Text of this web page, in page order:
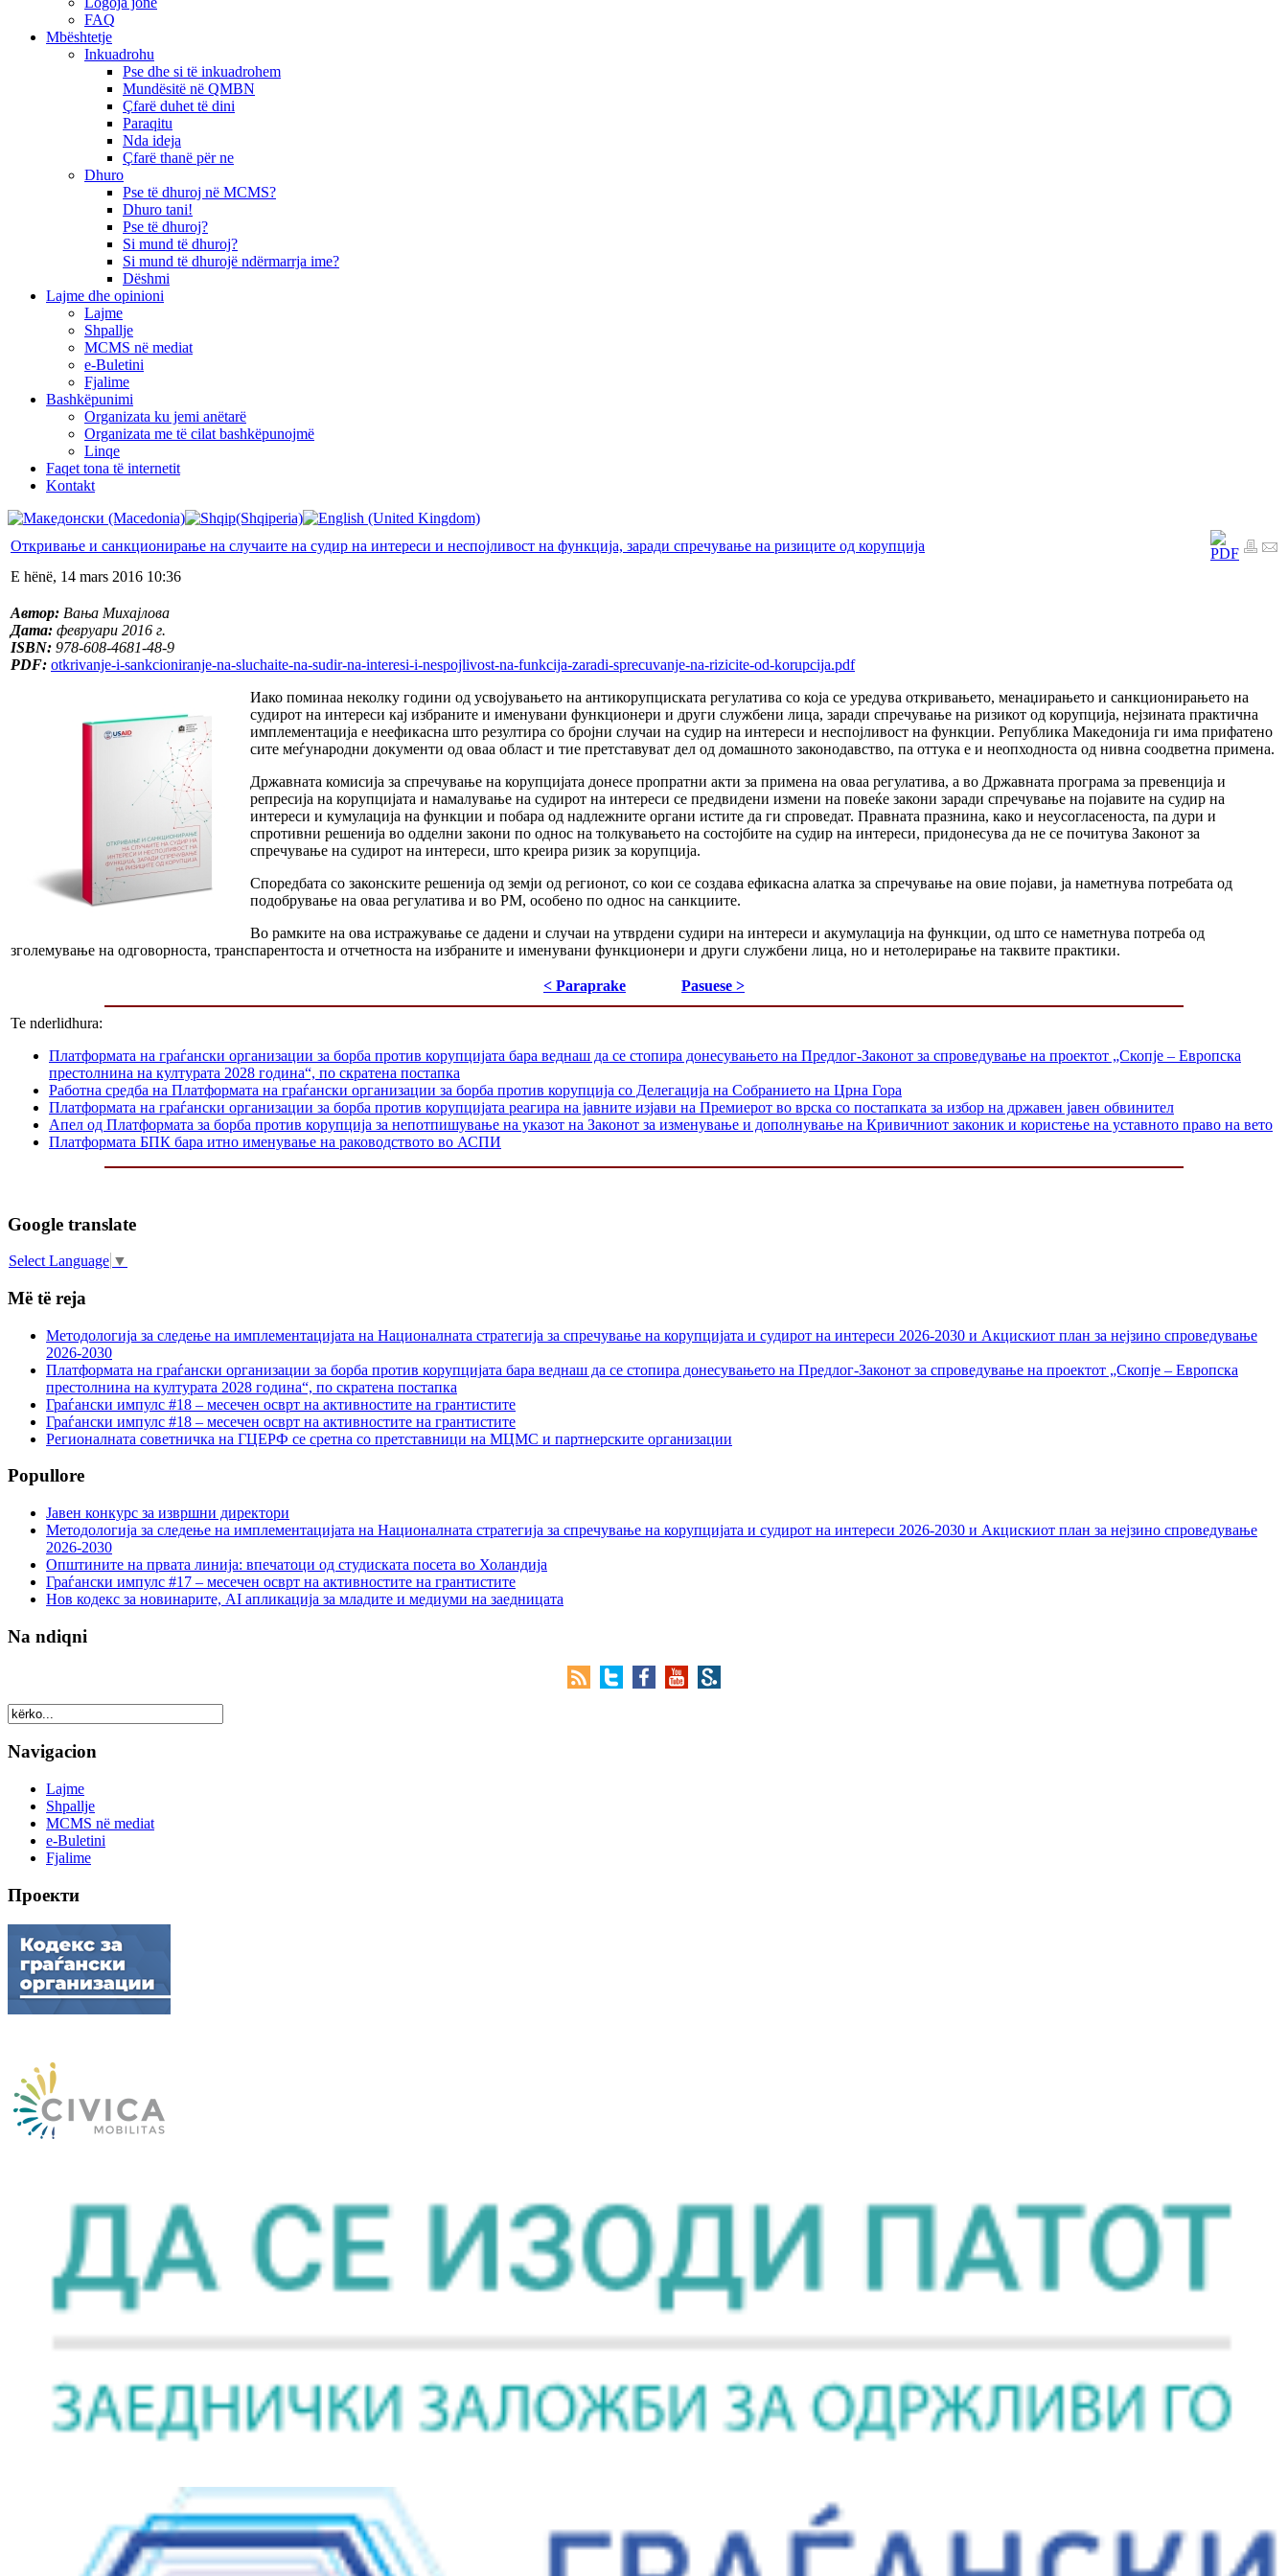
FAQ
Mbështetje
Inkuadrohu
Pse dhe si të inkuadrohem
Mundësitë në QMBN
Çfarë duhet të dini
Paraqitu
Nda ideja
Çfarë thanë për ne
Dhuro
Pse të dhuroj në MCMS?
Dhuro tani!
Pse të dhuroj?
Si mund të dhuroj?
Si mund të dhurojë ndërmarrja ime?
Dëshmi
Lajme dhe opinioni
Lajme
Shpallje
MCMS në mediat
e-Buletini
Fjalime
Bashkëpunimi
Organizata ku jemi anëtarë
Organizata me të cilat bashkëpunojmë
Linqe
Faqet tona të internetit
Kontakt
Откривање и санкционирање на случаите на судир на интереси и неспојливост на функција, заради спречување на ризиците од корупција
E hënë, 14 mars 2016 10:36
Автор: Вања Михајлова
Дата: февруари 2016 г.
ISBN: 978-608-4681-48-9
PDF: otkrivanje-i-sankcioniranje-na-sluchaite-na-sudir-na-interesi-i-nespojlivost-na-funkcija-zaradi-sprecuvanje-na-rizicite-od-korupcija.pdf
Иако поминаа неколку години од усвојувањето на антикорупциската регулатива со која се уредува откривањето, менаџирањето и санкционирањето на
судирот на интереси кај избраните и именувани функционери и други службени лица, заради спречување на ризикот од корупција, нејзината практична
имплементација е неефикасна што резултира со бројни случаи на судир на интереси и неспојливост на функции. Република Македонија ги има прифатено
сите меѓународни документи од оваа област и тие претставуват дел од домашното законодавство, па оттука е и неопходноста од нивна соодветна примена.
Државната комисија за спречување на корупцијата донесе пропратни акти за примена на оваа регулатива, а во Државната програма за превенција и
репресија на корупцијата и намалување на судирот на интереси се предвидени измени на повеќе закони заради спречување на појавите на судир на
интереси и кумулација на функции и побара од надлежните органи истите да ги спроведат. Правната празнина, како и неусогласеноста, па дури и
спротивни решенија во одделни закони по однос на толкувањето на состојбите на судир на интереси, придонесува да не се почитува Законот за
спречување на судирот на интереси, што креира ризик за корупција.
Споредбата со законските решенија од земји од регионот, со кои се создава ефикасна алатка за спречување на овие појави, ја наметнува потребата од
подобрување на оваа регулатива и во РМ, особено по однос на санкциите.
Во рамките на ова истражување се дадени и случаи на утврдени судири на интереси и акумулација на функции, од што се наметнува потреба од
зголемување на одговорноста, транспарентоста и отчетноста на избраните и именувани функционери и други службени лица, но и нетолерирање на таквите практики.
< Paraprake Pasuese >
Te nderlidhura:
Платформата на граѓански организации за борба против корупцијата бара веднаш да се стопира донесувањето на Предлог-Законот за спроведување на проектот „Скопје – Европска
престолнина на културата 2028 година“, по скратена постапка
Работна средба на Платформата на граѓански организации за борба против корупција со Делегација на Собранието на Црна Гора
Платформата на граѓански организации за борба против корупцијата реагира на јавните изјави на Премиерот во врска со постапката за избор на државен јавен обвинител
Апел од Платформата за борба против корупција за непотпишување на указот на Законот за изменување и дополнување на Кривичниот законик и користење на уставното право на вето
Платформата БПК бара итно именување на раководството во АСПИ
Google translate
Select Language ▼
Më të reja
Методологија за следење на имплементацијата на Националната стратегија за спречување на корупцијата и судирот на интереси 2026-2030 и Акцискиот план за нејзино спроведување
2026-2030
Платформата на граѓански организации за борба против корупцијата бара веднаш да се стопира донесувањето на Предлог-Законот за спроведување на проектот „Скопје – Европска
престолнина на културата 2028 година“, по скратена постапка
Граѓански импулс #18 – месечен осврт на активностите на грантистите
Граѓански импулс #18 – месечен осврт на активностите на грантистите
Регионалната советничка на ГЦЕРФ се сретна со претставници на МЦМС и партнерските организации
Popullore
Јавен конкурс за извршни директори
Методологија за следење на имплементацијата на Националната стратегија за спречување на корупцијата и судирот на интереси 2026-2030 и Акцискиот план за нејзино спроведување
2026-2030
Општините на првата линија: впечатоци од студиската посета во Холандија
Граѓански импулс #17 – месечен осврт на активностите на грантистите
Нов кодекс за новинарите, AI апликација за младите и медиуми на заедницата
Na ndiqni
Navigacion
Lajme
Shpallje
MCMS në mediat
e-Buletini
Fjalime
Проекти